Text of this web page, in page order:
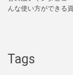
んな使い方ができる
Tags